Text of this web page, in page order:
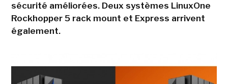
sécurité améliorées. Deux systèmes LinuxOne
Rockhopper 5 rack mount et Express arrivent
également.